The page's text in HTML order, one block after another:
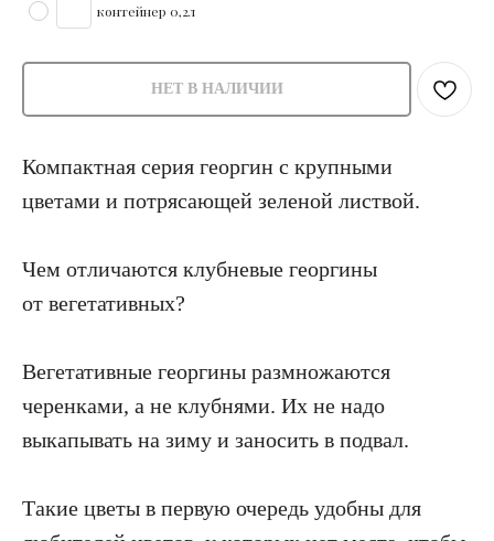
контейнер 0,2л
НЕТ В НАЛИЧИИ
Компактная серия георгин с крупными
цветами и потрясающей зеленой листвой.
Чем отличаются клубневые георгины
от вегетативных?
Вегетативные георгины размножаются
черенками, а не клубнями. Их не надо
выкапывать на зиму и заносить в подвал.
Такие цветы в первую очередь удобны для